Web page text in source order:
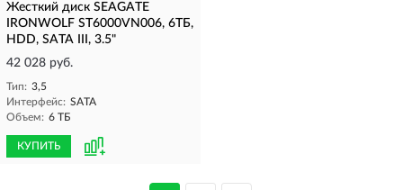
Жесткий диск SEAGATE
IRONWOLF ST6000VN006, 6ТБ,
HDD, SATA III, 3.5"
42 028 руб.
Тип: 3,5
Интерфейс: SATA
Объем: 6 ТБ
КУПИТЬ